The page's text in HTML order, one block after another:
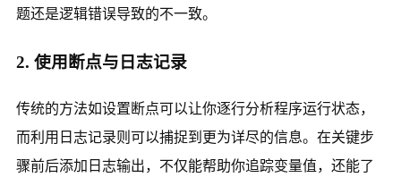
题还是逻辑错误导致的不一致。
2. 使用断点与日志记录
传统的方法如设置断点可以让你逐行分析程序运行状态，
而利用日志记录则可以捕捉到更为详尽的信息。在关键步
骤前后添加日志输出，不仅能帮助你追踪变量值，还能了